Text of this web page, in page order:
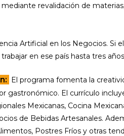
revalidación de
Artificial en los Negocios. Si
en ese país hasta tres
El programa fomenta la
gastronómico. El currículo
Mexicanas, Cocina
de Bebidas Artesanales.
Postres Fríos y otras